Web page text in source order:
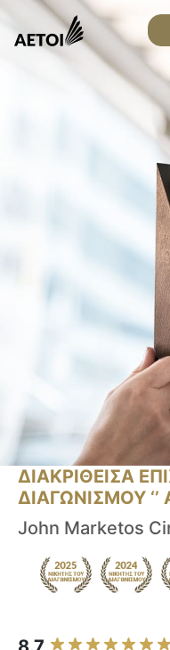
ΔΙΑΚΡΙΘΕΙΣΑ
ΔΙΑΓΩΝΙΣΜΟΥ ‘’
John Marketos